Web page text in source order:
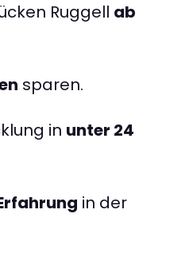
Ruggell ab
sparen.
in unter 24
in der